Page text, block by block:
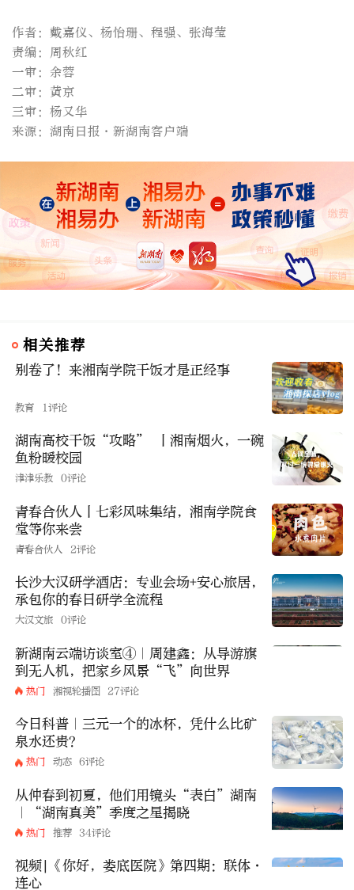
作者：戴嘉仪、杨怡珊、程强、张海莹
责编：周秋红
一审：余蓉
二审：黄京
三审：杨又华
来源：湖南日报·新湖南客户端
相关推荐
别卷了！来湘南学院干饭才是正经事
教育 1评论
湖南高校干饭“攻略” 丨湘南烟火，一碗
鱼粉暖校园
津津乐教 0评论
青春合伙人丨七彩风味集结，湘南学院食
堂等你来尝
青春合伙人 2评论
长沙大汉研学酒店：专业会场+安心旅居，
承包你的春日研学全流程
大汉文旅 0评论
新湖南云端访谈室④｜周建鑫：从导游旗
到无人机，把家乡风景“飞”向世界
热门 湘视轮播图 27评论
今日科普｜三元一个的冰杯，凭什么比矿
泉水还贵？
热门 动态 6评论
从仲春到初夏，他们用镜头“表白”湖南
｜“湖南真美”季度之星揭晓
热门 推荐 34评论
视频|《你好，娄底医院》第四期：联体·
连心